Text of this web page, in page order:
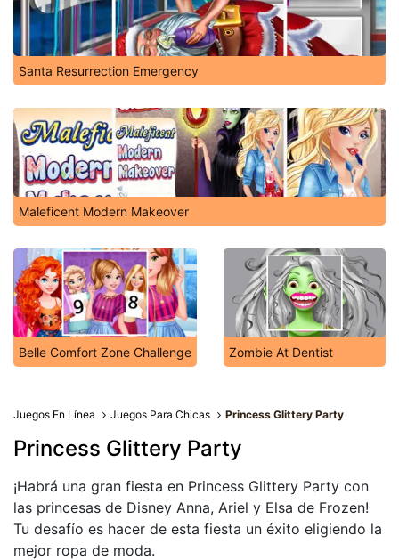
Santa Resurrection Emergency
Maleficent Modern Makeover
Belle Comfort Zone Challenge Zombie At Dentist
Juegos En Línea Juegos Para Chicas Princess Glittery Party
Princess Glittery Party
¡Habrá una gran fiesta en Princess Glittery Party con
las princesas de Disney Anna, Ariel y Elsa de Frozen!
Tu desafío es hacer de esta fiesta un éxito eligiendo la
mejor ropa de moda.